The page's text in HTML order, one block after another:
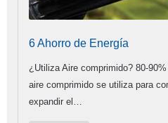
6 Ahorro de Energía
¿Utiliza Aire comprimido? 80-
aire comprimido se utiliza para
expandir el…